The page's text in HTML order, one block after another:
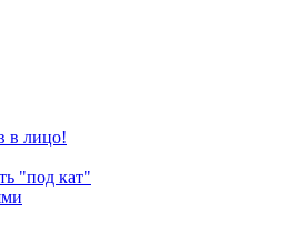
в лицо!
"под кат"